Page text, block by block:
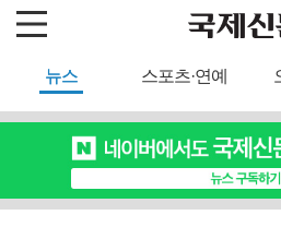
뉴스 스포츠·연예